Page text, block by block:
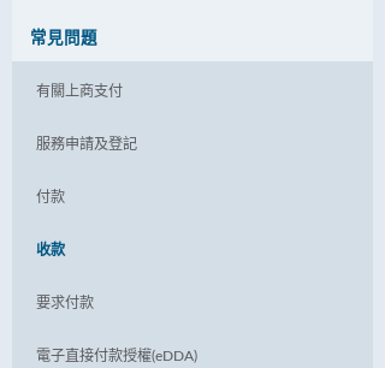
常見問題
有關上商支付
服務申請及登記
付款
收款
要求付款
電子直接付款授權(eDDA)